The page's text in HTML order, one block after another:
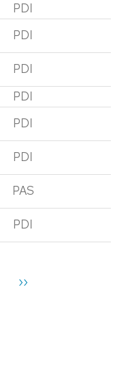
PDI
PDI
PDI
PDI
PDI
PDI
PAS
PDI
Siguiente
››